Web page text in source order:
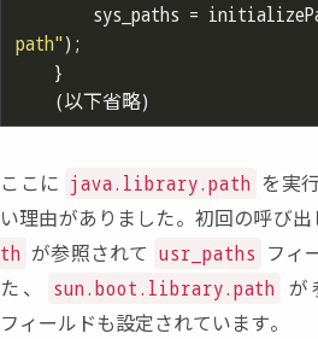
sys_paths =
path");
ここに java.library.path を実
い理由がありました。初回の呼び出
th が参照されて usr_paths フィ
た 、 sun.boot.library.path が
フィールドも設定されています。